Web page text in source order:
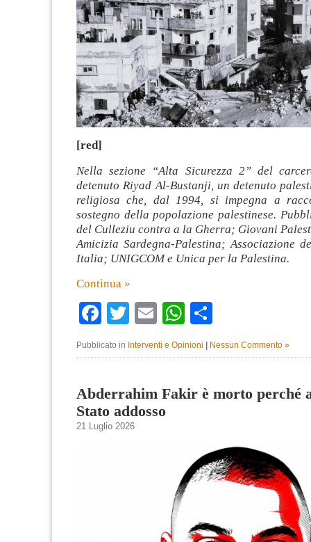
[red]
Nella sezione “Alta Sicurezza 2” del
detenuto Riyad Al-Bustanji, un detenuto
religiosa che, dal 1994, si impegna a
sostegno della popolazione palestinese.
del Culleziu contra a la Gherra; Giovani
Amicizia Sardegna-Palestina; Associazione
Italia; UNIGCOM e Unica per la Palestina.
Continua »
Facebook
TwitterEmailWhatsApp
Pubblicato in Interventi e Opinioni Nessun Commento »
Abderrahim Fakir è morto perché
Stato addosso
21 Luglio 2026